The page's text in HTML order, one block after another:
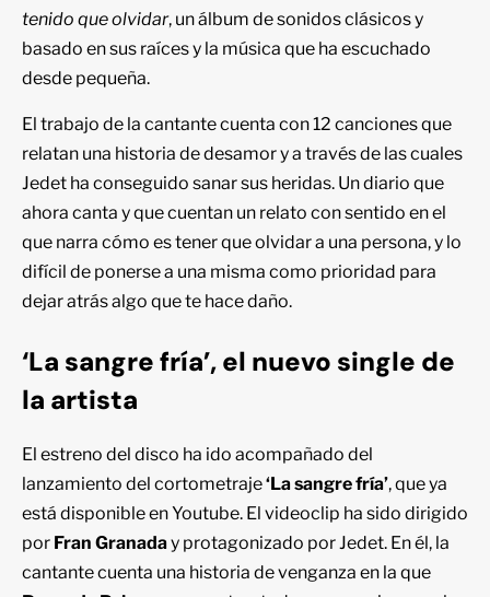
tenido que olvidar, un álbum de sonidos clásicos y
basado en sus raíces y la música que ha escuchado
desde pequeña.
El trabajo de la cantante cuenta con 12 canciones que
relatan una historia de desamor y a través de las cuales
Jedet ha conseguido sanar sus heridas. Un diario que
ahora canta y que cuentan un relato con sentido en el
que narra cómo es tener que olvidar a una persona, y lo
difícil de ponerse a una misma como prioridad para
dejar atrás algo que te hace daño.
‘La sangre fría’, el nuevo single de
la artista
El estreno del disco ha ido acompañado del
lanzamiento del cortometraje‘La sangre fría’, que ya
está disponible en Youtube. El videoclip ha sido dirigido
por Fran Granaday protagonizado por Jedet. En él, la
cantante cuenta una historia de venganza en la que